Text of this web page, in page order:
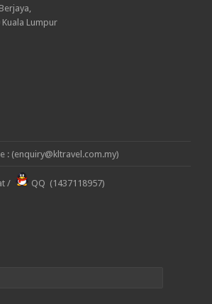
Kuala Lumpur
: (enquiry@kltravel.com.my)
/ QQ (1437118957)